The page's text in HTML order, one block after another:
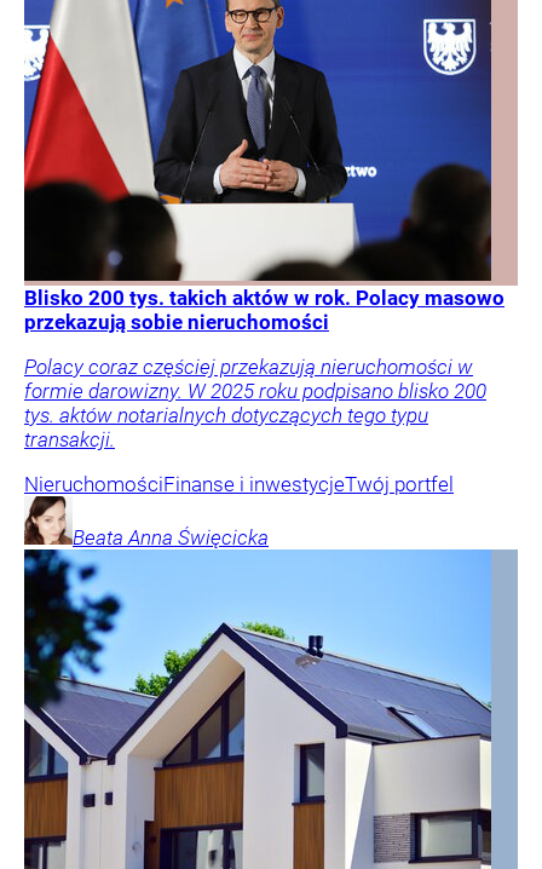
Blisko 200 tys. takich aktów w rok. Polacy masowo
przekazują sobie nieruchomości
Polacy coraz częściej przekazują nieruchomości w
formie darowizny. W 2025 roku podpisano blisko 200
tys. aktów notarialnych dotyczących tego typu
transakcji.
NieruchomościFinanse i inwestycjeTwój portfel
Beata Anna Święcicka